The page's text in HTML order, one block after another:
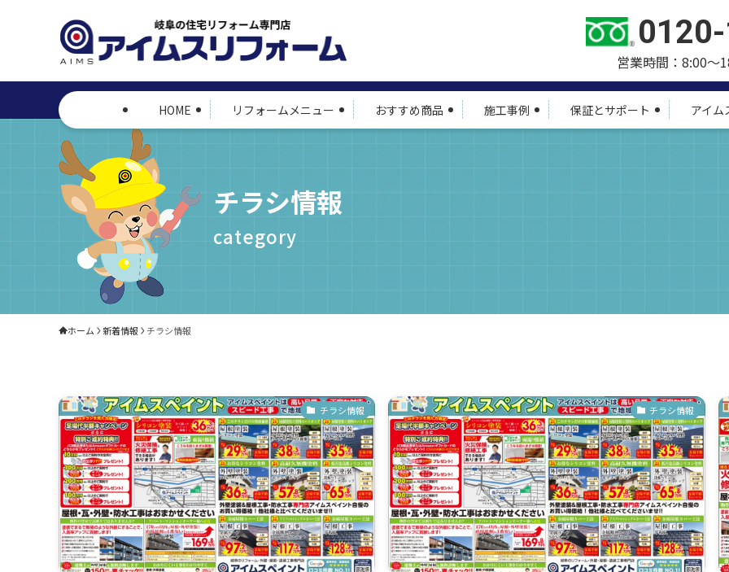
HOME リフォームメニュー おすすめ商品 施工事例 保証とサポート アイム
営業時間：8:00
チラシ情報
category
ホーム 新着情報 チラシ情報
チラシ情報 チラシ情報